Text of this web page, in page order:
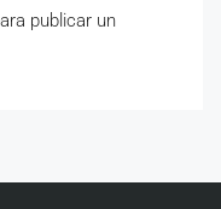
publicar un